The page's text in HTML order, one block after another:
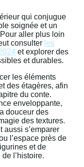
qui conjugue
soignée et un
aller plus loin
consulter les
et explorer des
et durables.
les éléments
des étagères, afin
du conte.
enveloppante,
douceur des
des textures.
aussi s’emparer
l’espace près de
et de
l’histoire.